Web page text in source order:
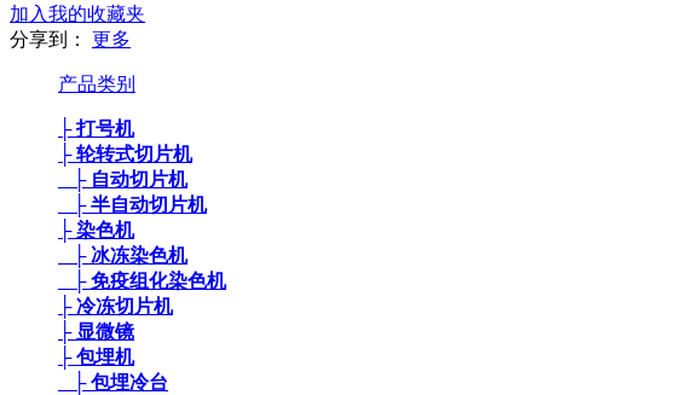
加入我的收藏夹
分享到：
更多
产品类别
├ 打号机
├ 轮转式切片机
├ 自动切片机
├ 半自动切片机
├ 染色机
├ 冰冻染色机
├ 免疫组化染色机
├ 冷冻切片机
├ 显微镜
├ 包埋机
├ 包埋冷台